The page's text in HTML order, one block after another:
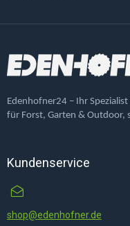
Edenhofner24 – Ihr
für Forst, Garten & Outdoor,
Kundenservice
shop@edenhofner.de